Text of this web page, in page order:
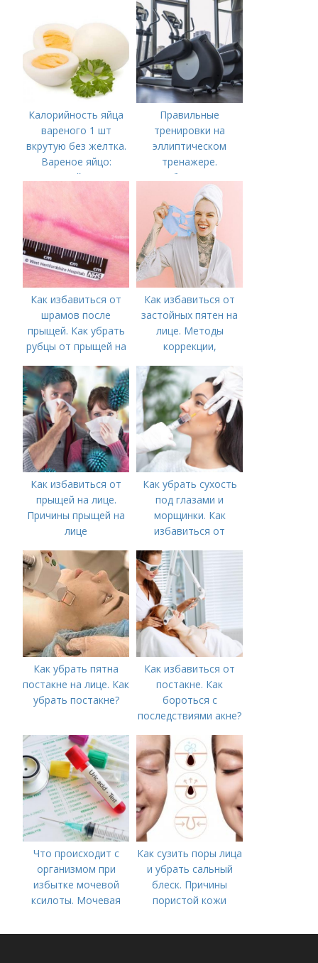
Калорийность яйца
вареного 1 шт
вкрутую без желтка.
Вареное яйцо:
калорийность
Правильные
тренировки на
эллиптическом
тренажере.
Особенности и
преимущества
тренажера
Как избавиться от
шрамов после
прыщей. Как убрать
рубцы от прыщей на
Как избавиться от
застойных пятен на
лице. Методы
коррекции,
акне и удаления
рубцов и шрамов
постакне
Как избавиться от
прыщей на лице.
Причины прыщей на
лице
Как убрать сухость
под глазами и
морщинки. Как
избавиться от
косметологические
процедуры
Как убрать пятна
постакне на лице. Как
убрать постакне?
Как избавиться от
постакне. Как
бороться с
последствиями акне?
Что происходит с
организмом при
избытке мочевой
ксилоты. Мочевая
норма и отклонения
Как сузить поры лица
и убрать сальный
блеск. Причины
пористой кожи